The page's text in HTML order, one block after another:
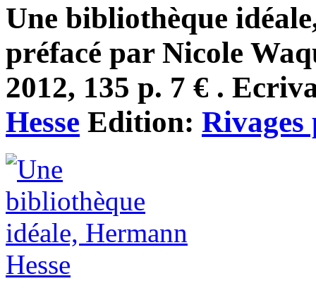
Une bibliothèque
préfacé par Nicole
2012, 135 p. 7 € .
Hesse Edition: Rivages